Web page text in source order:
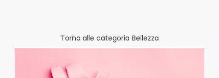
Torna alle categoria Bellezza